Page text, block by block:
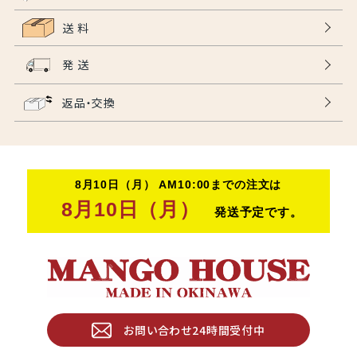
送 料
発 送
返品・交換
お問い合わせ24時間受付中